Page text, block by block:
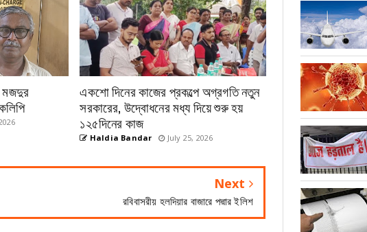
মজদুর
একশো দিনের কাজের প্রকল্পে অগ্রগতি নতুন
সরকারের, উদ্বোধনের মধ্য দিয়ে শুরু হয়
১২৫দিনের কাজ
Haldia Bandar July 25, 2026
Next
রবিবাসরীয় হলদিয়ার বাজারে পদ্মার ইলিশ